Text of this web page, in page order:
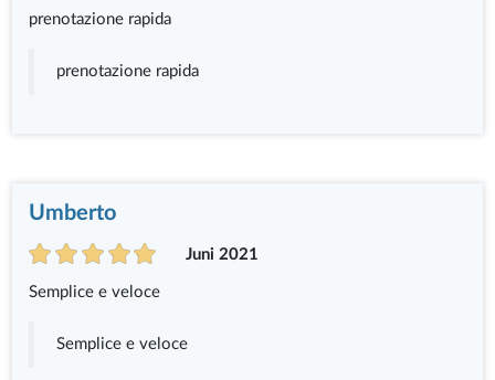
prenotazione rapida
prenotazione rapida
Umberto
Juni 2021
Semplice e veloce
Semplice e veloce